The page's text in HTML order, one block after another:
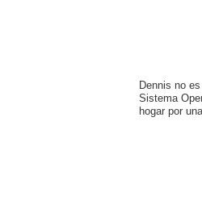
Dennis no
Sistema
hogar por